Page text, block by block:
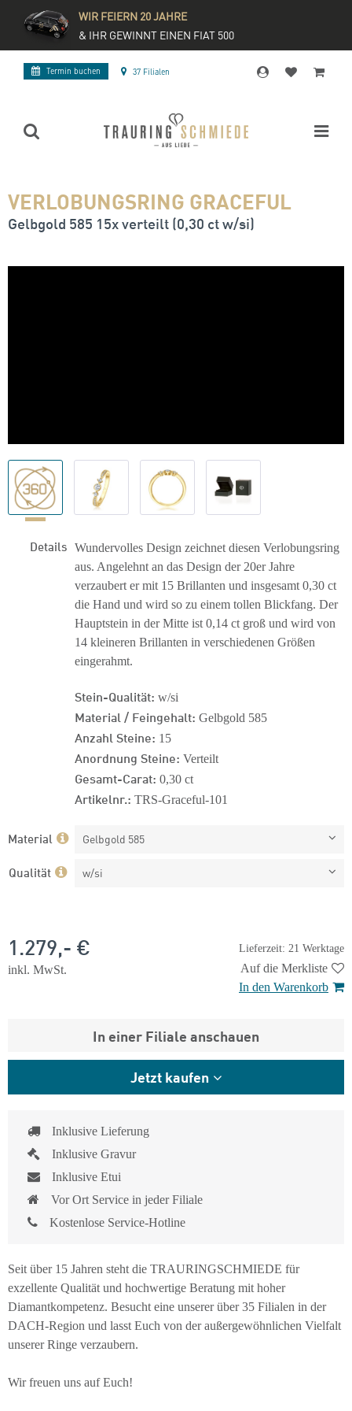
WIR FEIERN 20 JAHRE
& IHR GEWINNT EINEN FIAT 500
Termin buchen 37 Filialen
VERLOBUNGSRING GRACEFUL
Gelbgold 585 15x verteilt (0,30 ct w/si)
Details Wundervolles Design zeichnet diesen Verlobungsring
aus. Angelehnt an das Design der 20er Jahre
verzaubert er mit 15 Brillanten und insgesamt 0,30 ct
die Hand und wird so zu einem tollen Blickfang. Der
Hauptstein in der Mitte ist 0,14 ct groß und wird von
14 kleineren Brillanten in verschiedenen Größen
eingerahmt.
Stein-Qualität: w/si
Material / Feingehalt: Gelbgold 585
Anzahl Steine: 15
Anordnung Steine: Verteilt
Gesamt-Carat: 0,30 ct
Artikelnr.: TRS-Graceful-101
Material Gelbgold 585
Qualität w/si
Lieferzeit: 21 Werktage
1.279,- €
inkl. MwSt.
Auf die Merkliste
In den Warenkorb
In einer Filiale anschauen
Jetzt kaufen
Inklusive Lieferung
Inklusive Gravur
Inklusive Etui
Vor Ort Service in jeder Filiale
Kostenlose Service-Hotline
Seit über 15 Jahren steht die TRAURINGSCHMIEDE für
exzellente Qualität und hochwertige Beratung mit hoher
Diamantkompetenz. Besucht eine unserer über 35 Filialen in der
DACH-Region und lasst Euch von der außergewöhnlichen Vielfalt
unserer Ringe verzaubern.
Wir freuen uns auf Euch!